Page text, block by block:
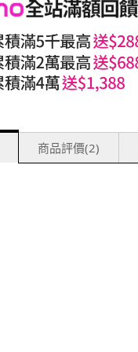
商品評價(2)